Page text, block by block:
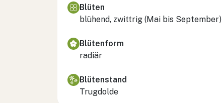
Blüten
blühend, zwittrig (Mai bis September)
Blütenform
radiär
Blütenstand
Trugdolde